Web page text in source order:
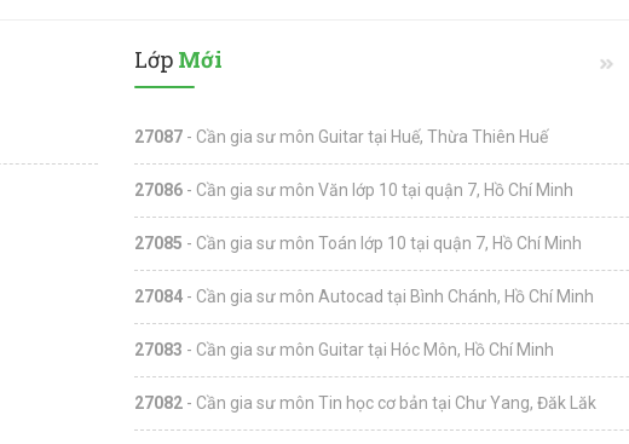
Lớp Mới
27087 - Cần gia sư môn Guitar tại Huế, Thừa Thiên Huế
27086 - Cần gia sư môn Văn lớp 10 tại quận 7, Hồ Chí Minh
27085 - Cần gia sư môn Toán lớp 10 tại quận 7, Hồ Chí Minh
27084 - Cần gia sư môn Autocad tại Bình Chánh, Hồ Chí Minh
27083 - Cần gia sư môn Guitar tại Hóc Môn, Hồ Chí Minh
27082 - Cần gia sư môn Tin học cơ bản tại Chư Yang, Đăk Lăk